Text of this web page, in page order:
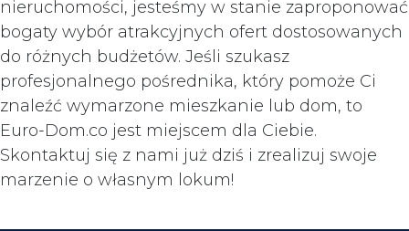
nieruchomości, jesteśmy w stanie zaproponować
bogaty wybór atrakcyjnych ofert dostosowanych
do różnych budżetów. Jeśli szukasz
profesjonalnego pośrednika, który pomoże Ci
znaleźć wymarzone mieszkanie lub dom, to
Euro-Dom.co jest miejscem dla Ciebie.
Skontaktuj się z nami już dziś i zrealizuj swoje
marzenie o własnym lokum!